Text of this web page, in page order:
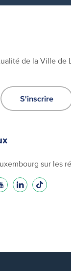
de la Ville de
S'inscrire
sur les